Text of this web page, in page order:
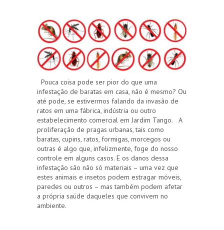
Pouca coisa pode ser pior do que uma
infestação de baratas em casa, não é mesmo? Ou
até pode, se estivermos falando da invasão de
ratos em uma fábrica, indústria ou outro
estabelecimento comercial em Jardim Tango. A
proliferação de pragas urbanas, tais como
baratas, cupins, ratos, formigas, morcegos ou
outras é algo que, infelizmente, foge do nosso
controle em alguns casos. E os danos dessa
infestação são não só materiais – uma vez que
estes animais e insetos podem estragar móveis,
paredes ou outros – mas também podem afetar
a própria saúde daqueles que convivem no
ambiente.